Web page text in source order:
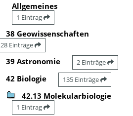
Allgemeines
1 Eintrag
38 Geowissenschaften
28 Einträge
39 Astronomie 2 Einträge
42 Biologie 135 Einträge
42.13 Molekularbiologie
1 Eintrag